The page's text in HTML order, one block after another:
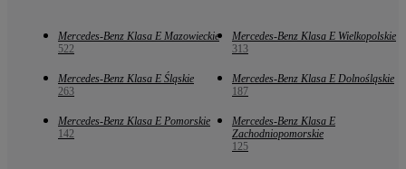
Mercedes-Benz Klasa E Mazowieckie
522
Mercedes-Benz Klasa E Wielkopolskie
313
Mercedes-Benz Klasa E Śląskie
263
Mercedes-Benz Klasa E Dolnośląskie
187
Mercedes-Benz Klasa E Pomorskie
142
Mercedes-Benz Klasa E
Zachodniopomorskie
125